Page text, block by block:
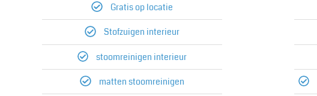
Gratis op locatie
Stofzuigen interieur
stoomreinigen interieur
matten stoomreinigen